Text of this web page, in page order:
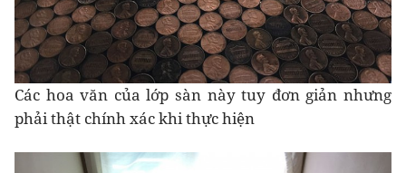
Các hoa văn của lớp sàn này tuy đơn giản nhưng
phải thật chính xác khi thực hiện